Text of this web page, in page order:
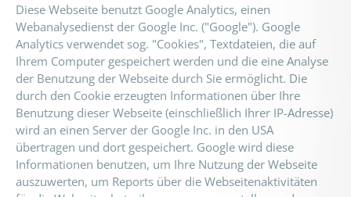
Diese Webseite benutzt Google Analytics, einen
Webanalysedienst der Google Inc. ("Google"). Google
Analytics verwendet sog. "Cookies", Textdateien, die auf
Ihrem Computer gespeichert werden und die eine Analyse
der Benutzung der Webseite durch Sie ermöglicht. Die
durch den Cookie erzeugten Informationen über Ihre
Benutzung dieser Webseite (einschließlich Ihrer IP-Adresse)
wird an einen Server der Google Inc. in den USA
übertragen und dort gespeichert. Google wird diese
Informationen benutzen, um Ihre Nutzung der Webseite
auszuwerten, um Reports über die Webseitenaktivitäten